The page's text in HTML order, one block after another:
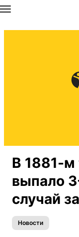
Назад
В 1881-м
выпало
случай
Новости